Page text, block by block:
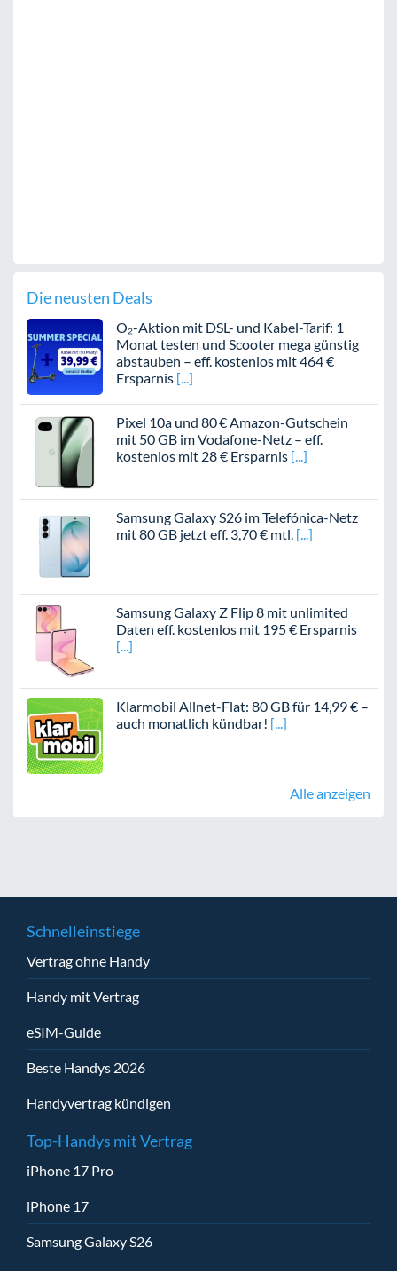
Die neusten Deals
O₂-Aktion mit DSL- und Kabel-Tarif: 1
Monat testen und Scooter mega günstig
abstauben – eff. kostenlos mit 464 €
Ersparnis
Pixel 10a und 80 € Amazon-Gutschein
mit 50 GB im Vodafone-Netz – eff.
kostenlos mit 28 € Ersparnis
Samsung Galaxy S26 im Telefónica-Netz
mit 80 GB jetzt eff. 3,70 € mtl.
Samsung Galaxy Z Flip 8 mit unlimited
Daten eff. kostenlos mit 195 € Ersparnis
Klarmobil Allnet-Flat: 80 GB für 14,99 € –
auch monatlich kündbar!
Alle anzeigen
Schnelleinstiege
Vertrag ohne Handy
Handy mit Vertrag
eSIM-Guide
Beste Handys 2026
Handyvertrag kündigen
Top-Handys mit Vertrag
iPhone 17 Pro
iPhone 17
Samsung Galaxy S26